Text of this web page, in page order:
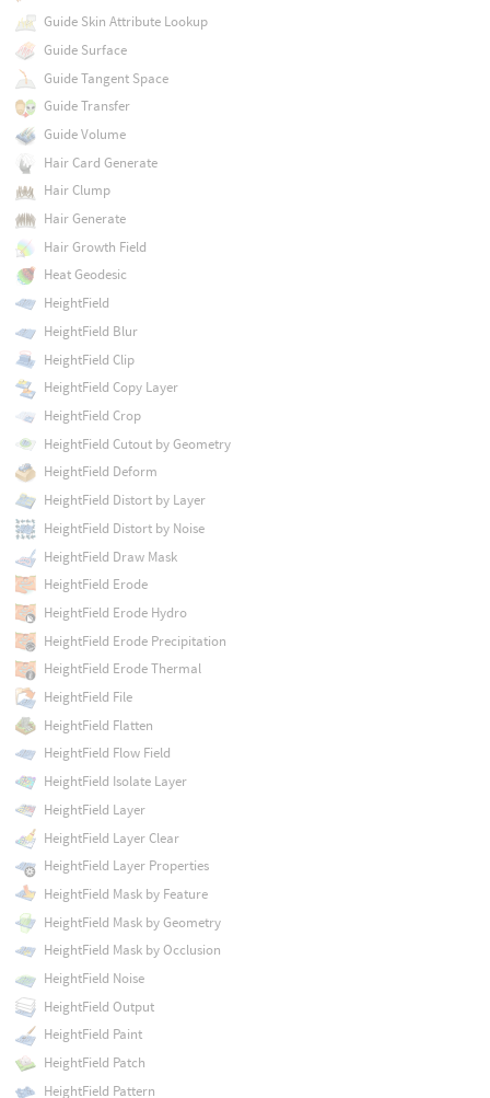
Guide Skin Attribute Lookup
Guide Surface
Guide Tangent Space
Guide Transfer
Guide Volume
Hair Card Generate
Hair Clump
Hair Generate
Hair Growth Field
Heat Geodesic
HeightField
HeightField Blur
HeightField Clip
HeightField Copy Layer
HeightField Crop
HeightField Cutout by Geometry
HeightField Deform
HeightField Distort by Layer
HeightField Distort by Noise
HeightField Draw Mask
HeightField Erode
HeightField Erode Hydro
HeightField Erode Precipitation
HeightField Erode Thermal
HeightField File
HeightField Flatten
HeightField Flow Field
HeightField Isolate Layer
HeightField Layer
HeightField Layer Clear
HeightField Layer Properties
HeightField Mask by Feature
HeightField Mask by Geometry
HeightField Mask by Occlusion
HeightField Noise
HeightField Output
HeightField Paint
HeightField Patch
HeightField Pattern